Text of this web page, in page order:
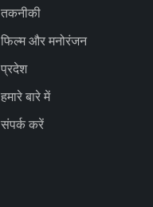
तकनीकी
फिल्म और मनोरंजन
प्रदेश
हमारे बारे में
संपर्क करें